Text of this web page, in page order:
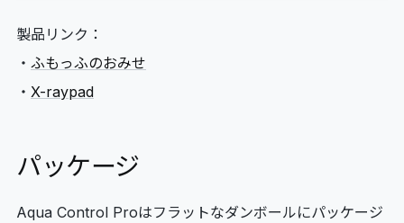
製品リンク：
・ ふもっふのおみせ
・ X-raypad
パッケージ
Aqua Control Proはフラットなダンボールにパッケージ